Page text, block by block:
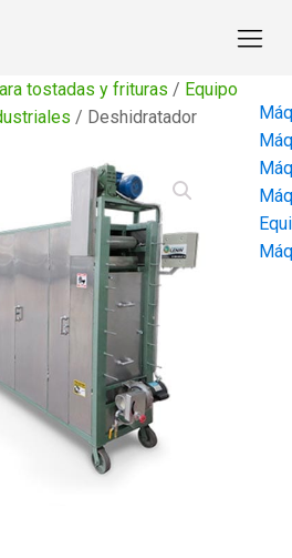
tostadas y frituras / Equipo
/ Deshidratador